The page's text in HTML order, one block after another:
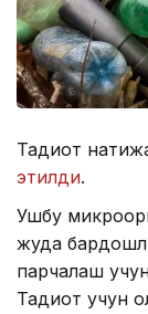
Тадқиқот
этилди.
Ушбу
жуда
парчалаш
Тадқиқот учун